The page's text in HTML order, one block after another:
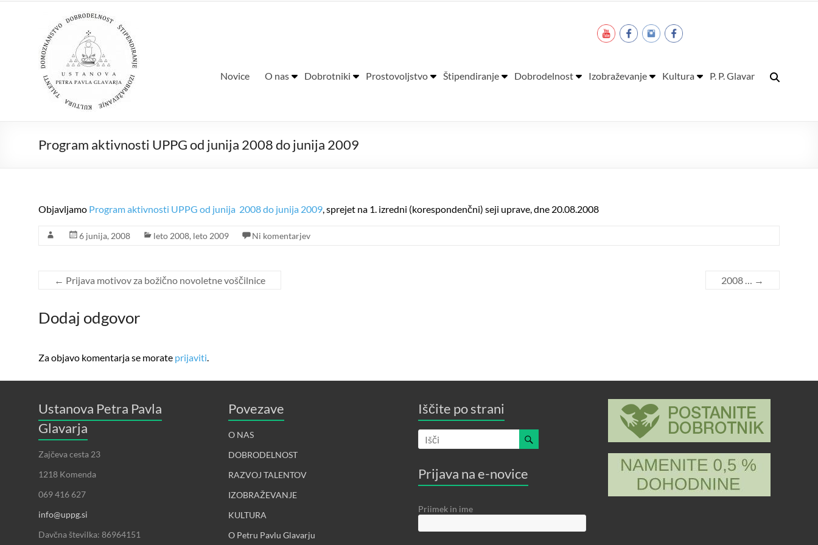
Novice O nas Dobrotniki Prostovoljstvo Štipendiranje Dobrodelnost Izobraževanje Kultura P. P. Glavar
Program aktivnosti UPPG od junija 2008 do junija 2009
Objavljamo Program aktivnosti UPPG od junija 2008 do junija 2009, sprejet na 1. izredni (korespondenčni) seji uprave, dne 20.08.2008
6 junija, 2008 leto 2008, leto 2009 Ni komentarjev
← Prijava motivov za božično novoletne voščilnice 2008 … →
Dodaj odgovor
Za objavo komentarja se morate prijaviti.
Ustanova Petra Pavla
Glavarja
Zajčeva cesta 23
1218 Komenda
069 416 627
info@uppg.si
Davčna številka: 86964151
Povezave
O NAS
DOBRODELNOST
RAZVOJ TALENTOV
IZOBRAŽEVANJE
KULTURA
O Petru Pavlu Glavarju
Iščite po strani
Prijava na e-novice
Priimek in ime